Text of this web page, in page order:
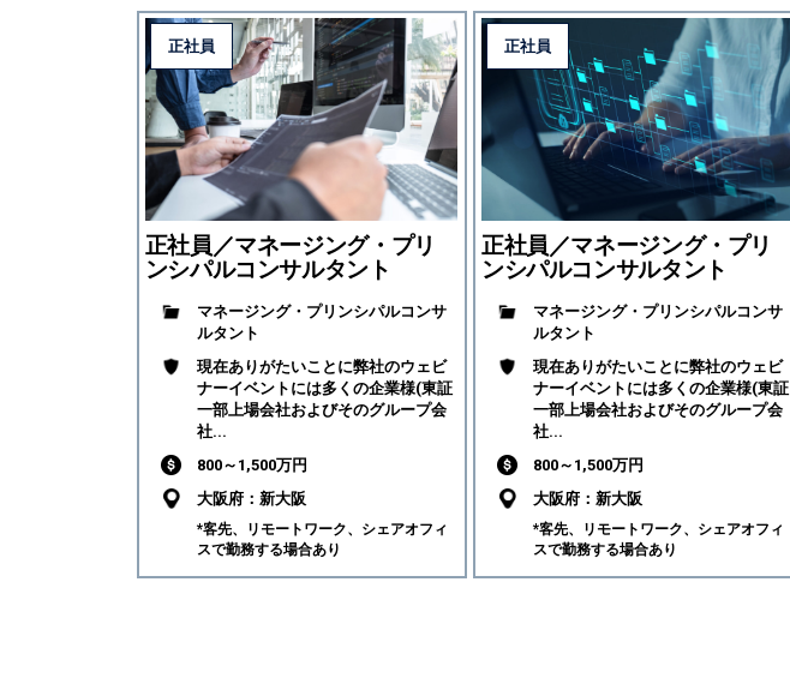
正社員／マネージング・プリ
ンシパルコンサルタント
正社員
マネージング・プリンシパルコンサ
ルタント
現在ありがたいことに弊社のウェビ
ナーイベントには多くの企業様(東証
一部上場会社およびそのグループ会
社...
800～1,500万円
大阪府：新大阪
*客先、リモートワーク、シェアオフィ
スで勤務する場合あり
正社員／マネージング・プリ
ンシパルコンサルタント
正社員
マネージング・プリンシパルコンサ
ルタント
現在ありがたいことに弊社のウェビ
ナーイベントには多くの企業様(東証
一部上場会社およびそのグループ会
社...
800～1,500万円
大阪府：新大阪
*客先、リモートワーク、シェアオフィ
スで勤務する場合あり